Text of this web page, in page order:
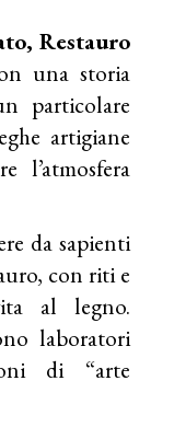
Restauro
una storia
particolare
artigiane
l’atmosfera
da sapienti
con riti e
al legno.
laboratori
di “arte